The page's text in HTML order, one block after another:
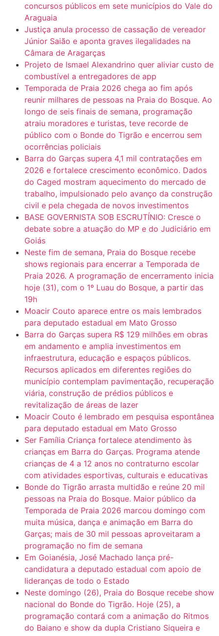
concursos públicos em sete municípios do Vale do
Araguaia
Justiça anula processo de cassação de vereador
Júnior Saião e aponta graves ilegalidades na
Câmara de Aragarças
Projeto de Ismael Alexandrino quer aliviar custo de
combustível a entregadores de app
Temporada de Praia 2026 chega ao fim após
reunir milhares de pessoas na Praia do Bosque. Ao
longo de seis finais de semana, programação
atraiu moradores e turistas, teve recorde de
público com o Bonde do Tigrão e encerrou sem
ocorrências policiais
Barra do Garças supera 4,1 mil contratações em
2026 e fortalece crescimento econômico. Dados
do Caged mostram aquecimento do mercado de
trabalho, impulsionado pelo avanço da construção
civil e pela chegada de novos investimentos
BASE GOVERNISTA SOB ESCRUTÍNIO: Cresce o
debate sobre a atuação do MP e do Judiciário em
Goiás
Neste fim de semana, Praia do Bosque recebe
shows regionais para encerrar a Temporada de
Praia 2026. A programação de encerramento inicia
hoje (31), com o 1º Luau do Bosque, a partir das
19h
Moacir Couto aparece entre os mais lembrados
para deputado estadual em Mato Grosso
Barra do Garças supera R$ 129 milhões em obras
em andamento e amplia investimentos em
infraestrutura, educação e espaços públicos.
Recursos aplicados em diferentes regiões do
município contemplam pavimentação, recuperação
viária, construção de prédios públicos e
revitalização de áreas de lazer
Moacir Couto é lembrado em pesquisa espontânea
para deputado estadual em Mato Grosso
Ser Família Criança fortalece atendimento às
crianças em Barra do Garças. Programa atende
crianças de 4 a 12 anos no contraturno escolar
com atividades esportivas, culturais e educativas
Bonde do Tigrão arrasta multidão e reúne 20 mil
pessoas na Praia do Bosque. Maior público da
Temporada de Praia 2026 marcou domingo com
muita música, dança e animação em Barra do
Garças; mais de 30 mil pessoas aproveitaram a
programação no fim de semana
Em Goianésia, José Machado lança pré-
candidatura a deputado estadual com apoio de
lideranças de todo o Estado
Neste domingo (26), Praia do Bosque recebe show
nacional do Bonde do Tigrão. Hoje (25), a
programação contará com a animação do Ritmos
do Baiano e show da dupla Cristiano Siqueira e